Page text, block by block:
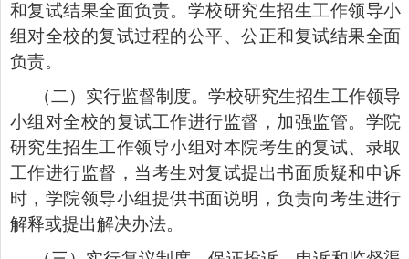
和复试结果全面负责。学校研究生招生工作领导小
组对全校的复试过程的公平、公正和复试结果全面
负责。
（二）实行监督制度。学校研究生招生工作领导
小组对全校的复试工作进行监督，加强监管。学院
研究生招生工作领导小组对本院考生的复试、录取
工作进行监督，当考生对复试提出书面质疑和申诉
时，学院领导小组提供书面说明，负责向考生进行
解释或提出解决办法。